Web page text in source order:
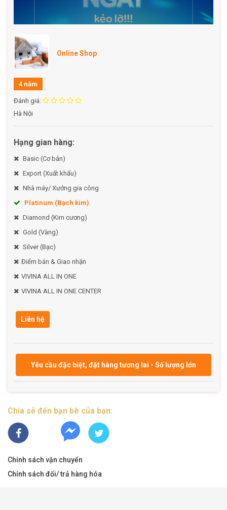
Sử dụng: dùng để chế biến các món ăn tùy thích.
Bảo quản: bảo quản ở nhiệt độ từ 0 – 4 độ C
HSD 20 Ngày
Online Shop
4 năm
Đánh giá:
Hà Nội
Hạng gian hàng:
Basic (Cơ bản)
Export (Xuất khẩu)
Nhà máy/ Xưởng gia công
Platinum (Bạch kim)
Diamond (Kim cương)
Gold (Vàng)
Silver (Bạc)
Điểm bán & Giao nhận
VIVINA ALL IN ONE
VIVINA ALL IN ONE CENTER
Liên hệ
Yêu cầu đặc biệt, đặt hàng tương lai - Số lượng lớn
Chia sẻ đến bạn bè của bạn:
Chính sách vận chuyển
Chính sách đổi/ trả hàng hóa